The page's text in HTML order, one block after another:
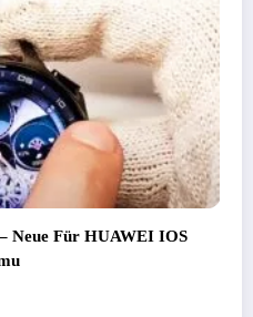
Für HUAWEI IOS